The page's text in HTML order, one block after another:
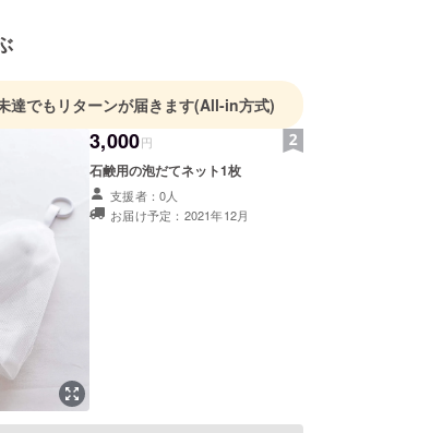
達でもリターンが届きます(All-in方式)
3,000円
石鹸用の泡だてネット1枚
支援者：0人
お届け予定：2021年12月